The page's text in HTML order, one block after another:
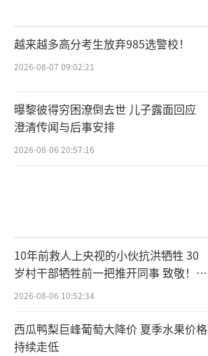
越来越多高分考生放弃985选警校！
2026-08-07 09:02:21
曝黎彼得穷困潦倒去世 儿子露面回应
澄清传闻与后事安排
2026-08-06 20:57:16
10年前救人上央视的小伙抗洪牺牲 30
岁村干部牺牲前一把推开同事 致敬！送
别！
2026-08-06 10:52:34
西瓜鸭梨巨峰葡萄大降价 夏季水果价格
持续走低